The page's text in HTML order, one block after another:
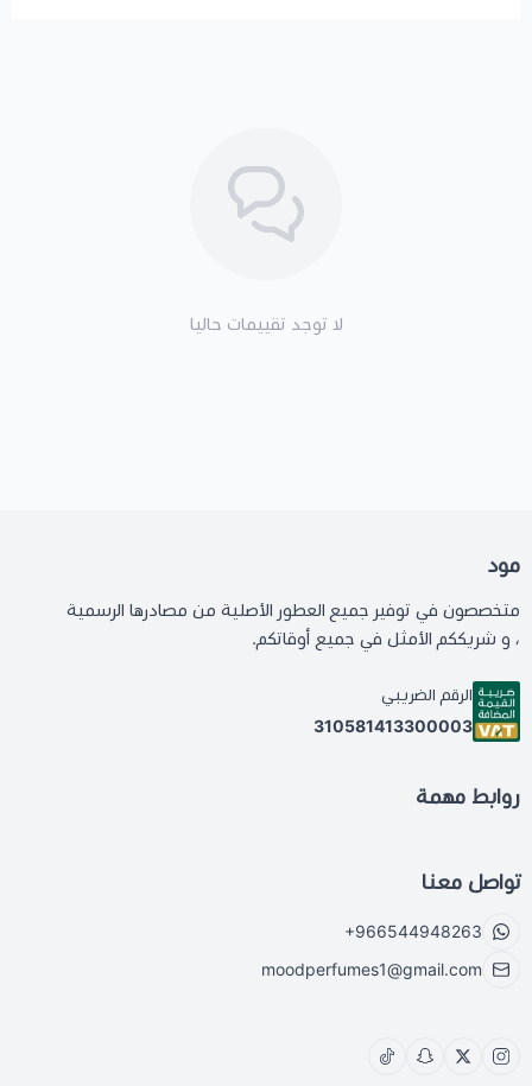
لا توجد تقييمات حاليا
مود
متخصصون في توفير جميع العطور الأصلية من مصادرها الرسمية
، و شريككم الأمثل في جميع أوقاتكم.
الرقم الضريبي
310581413300003
روابط مهمة
تواصل معنا
+966544948263
moodperfumes1@gmail.com